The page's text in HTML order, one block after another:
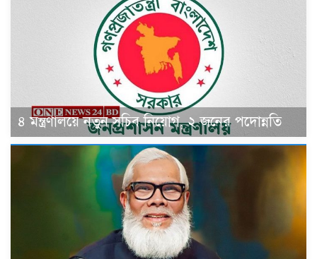
৪ মন্ত্রণালয়ে নতুন সচিব নিয়োগ, ২ জনের পদোন্নতি